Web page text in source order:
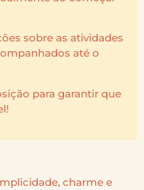
sobre as atividades
até o
para garantir que
charme e